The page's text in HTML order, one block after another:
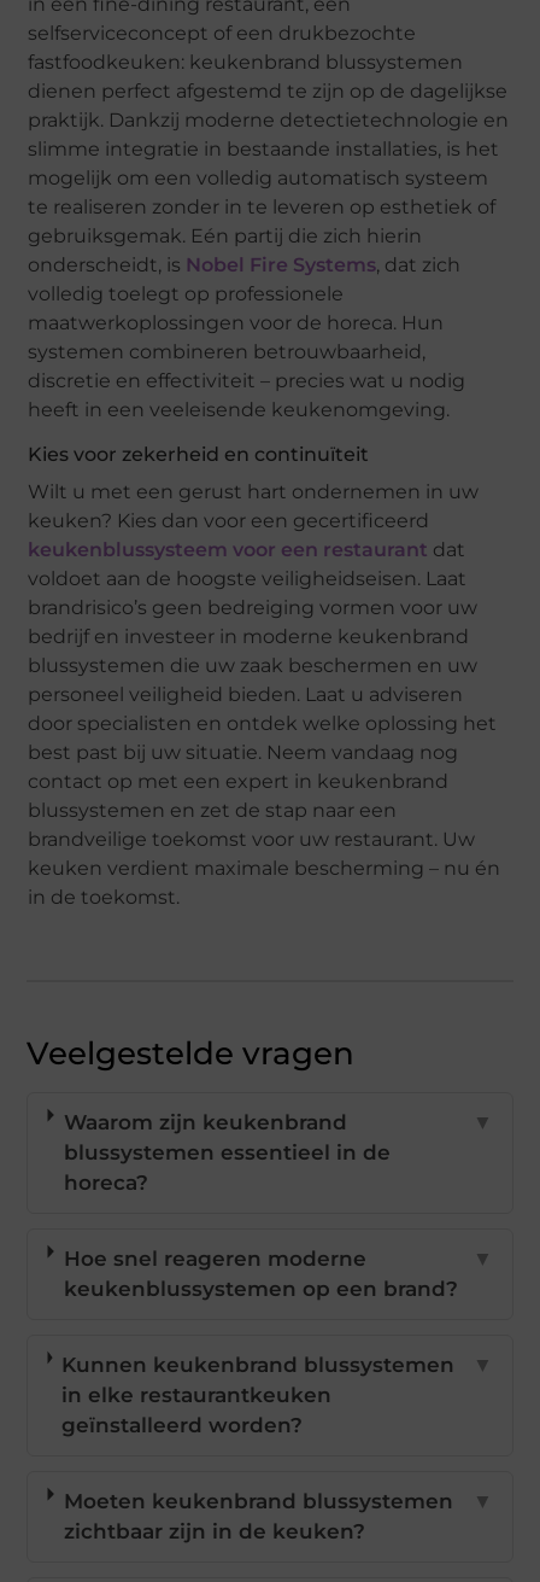
in een fine-dining restaurant, een
selfserviceconcept of een drukbezochte
fastfoodkeuken: keukenbrand blussystemen
dienen perfect afgestemd te zijn op de dagelijkse
praktijk. Dankzij moderne detectietechnologie en
slimme integratie in bestaande installaties, is het
mogelijk om een volledig automatisch systeem
te realiseren zonder in te leveren op esthetiek of
gebruiksgemak. Eén partij die zich hierin
onderscheidt, is Nobel Fire Systems, dat zich
volledig toelegt op professionele
maatwerkoplossingen voor de horeca. Hun
systemen combineren betrouwbaarheid,
discretie en effectiviteit – precies wat u nodig
heeft in een veeleisende keukenomgeving.
Kies voor zekerheid en continuïteit
Wilt u met een gerust hart ondernemen in uw
keuken? Kies dan voor een gecertificeerd
keukenblussysteem voor een restaurant dat
voldoet aan de hoogste veiligheidseisen. Laat
brandrisico’s geen bedreiging vormen voor uw
bedrijf en investeer in moderne keukenbrand
blussystemen die uw zaak beschermen en uw
personeel veiligheid bieden. Laat u adviseren
door specialisten en ontdek welke oplossing het
best past bij uw situatie. Neem vandaag nog
contact op met een expert in keukenbrand
blussystemen en zet de stap naar een
brandveilige toekomst voor uw restaurant. Uw
keuken verdient maximale bescherming – nu én
in de toekomst.
Veelgestelde vragen
Waarom zijn keukenbrand
blussystemen essentieel in de
horeca?
▼
Hoe snel reageren moderne
keukenblussystemen op een brand?
▼
Kunnen keukenbrand blussystemen
in elke restaurantkeuken
geïnstalleerd worden?
▼
Moeten keukenbrand blussystemen
zichtbaar zijn in de keuken?
▼